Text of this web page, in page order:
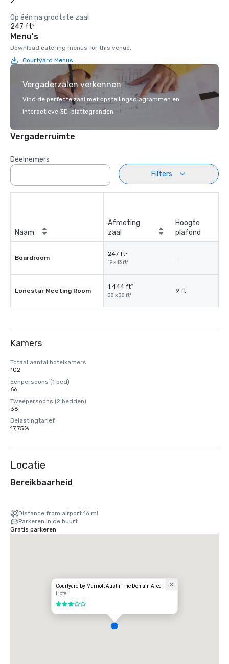
Op één na grootste zaal
247 ft²
Menu's
Download catering menus for this venue.
Courtyard Menus
Vergaderzalen verkennen
Vind de perfecte zaal met opstellingsdiagrammen en
interactieve 3D-plattegronden.
Vergaderruimte
Deelnemers
Filters
Naam
Afmeting
zaal
Hoogte
plafond
Boardroom
247 ft²
19 x 13 ft²
-
Lonestar Meeting Room
1.444 ft²
38 x 38 ft²
9 ft
Kamers
Totaal aantal hotelkamers
102
Eenpersoons (1 bed)
66
Tweepersoons (2 bedden)
36
Belastingtarief
17,75%
Locatie
Bereikbaarheid
Distance from airport 16 mi
Parkeren in de buurt
Gratis parkeren
Courtyard by Marriott Austin The Domain Area
Hotel
3 van 5